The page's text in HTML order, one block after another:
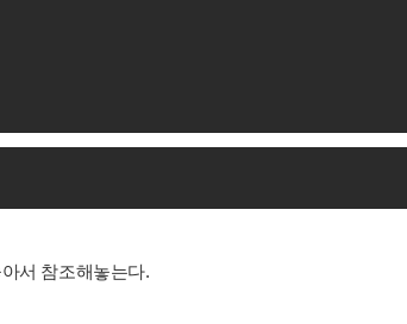
서 참조해놓는다.